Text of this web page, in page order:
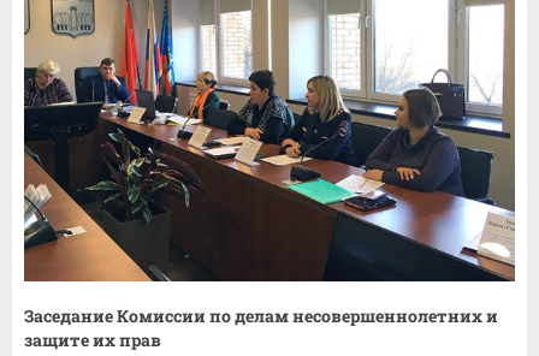
Заседание Комиссии по делам несовершеннолетних и
защите их прав